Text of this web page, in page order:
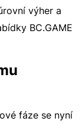
výher a
BC.GAME
fáze se nyní